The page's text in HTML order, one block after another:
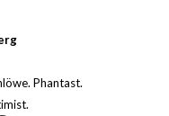
Phantast.